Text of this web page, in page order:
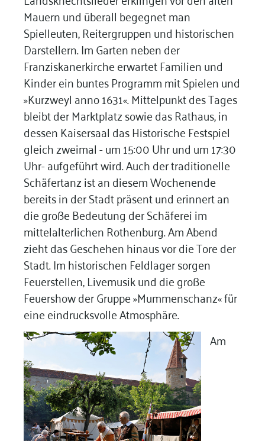
Mauern und überall begegnet man
Spielleuten, Reitergruppen und historischen
Darstellern. Im Garten neben der
Franziskanerkirche erwartet Familien und
Kinder ein buntes Programm mit Spielen und
»Kurzweyl anno 1631«. Mittelpunkt des Tages
bleibt der Marktplatz sowie das Rathaus, in
dessen Kaisersaal das Historische Festspiel
gleich zweimal - um 15:00 Uhr und um 17:30
Uhr- aufgeführt wird. Auch der traditionelle
Schäfertanz ist an diesem Wochenende
bereits in der Stadt präsent und erinnert an
die große Bedeutung der Schäferei im
mittelalterlichen Rothenburg. Am Abend
zieht das Geschehen hinaus vor die Tore der
Stadt. Im historischen Feldlager sorgen
Feuerstellen, Livemusik und die große
Feuershow der Gruppe »Mummenschanz« für
eine eindrucksvolle Atmosphäre.
Am